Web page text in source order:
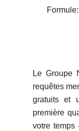
Le Groupe
requêtes
gratuits et
première
votre temps